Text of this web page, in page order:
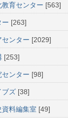
教育センター [563]
ー [263]
ンター [2029]
[253]
ンター [98]
ブズ [38]
料編集室 [49]